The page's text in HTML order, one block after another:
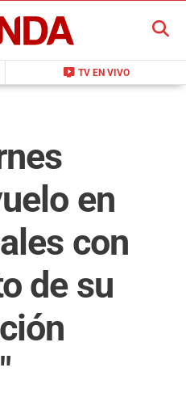
live_tv TV EN VIVO
BUSCAR
en
con
de su